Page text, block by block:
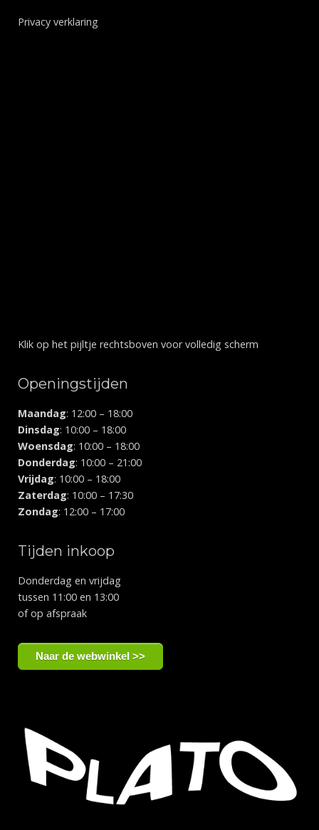
Privacy verklaring
Klik op het pijltje rechtsboven voor volledig scherm
Openingstijden
Maandag: 12:00 – 18:00
Dinsdag: 10:00 – 18:00
Woensdag: 10:00 – 18:00
Donderdag: 10:00 – 21:00
Vrijdag: 10:00 – 18:00
Zaterdag: 10:00 – 17:30
Zondag: 12:00 – 17:00
Tijden inkoop
Donderdag en vrijdag
tussen 11:00 en 13:00
of op afspraak
Naar de webwinkel >>